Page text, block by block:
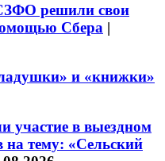
решили свои
Сбера |
и «книжки»
участие в выездном
на тему: «Сельский